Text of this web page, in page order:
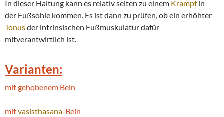
In dieser Haltung kann es relativ selten zu einem Krampfin
der Fußsohle kommen. Es ist dann zu prüfen, ob ein erhöhter
Tonusder intrinsischen Fußmuskulatur dafür
mitverantwirtlich ist.
Varianten:
mit gehobenem Bein
mitvasisthasana-Bein